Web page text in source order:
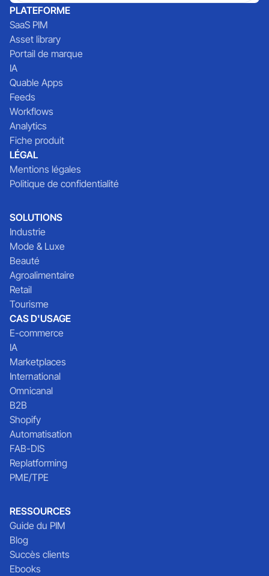
PLATEFORME
SaaS PIM
Asset library
Portail de marque
IA
Quable Apps
Feeds
Workflows
Analytics
Fiche produit
LÉGAL
Mentions légales
Politique de confidentialité
SOLUTIONS
Industrie
Mode & Luxe
Beauté
Agroalimentaire
Retail
Tourisme
CAS D'USAGE
E-commerce
IA
Marketplaces
International
Omnicanal
B2B
Shopify
Automatisation
FAB-DIS
Replatforming
PME/TPE
RESSOURCES
Guide du PIM
Blog
Succès clients
Ebooks